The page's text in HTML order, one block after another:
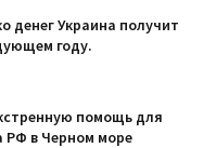
денег Украина получит
году.
помощь для
РФ в Черном море